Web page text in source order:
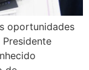
oportunidades